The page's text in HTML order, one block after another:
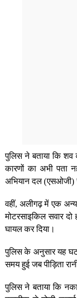
पुलिस ने बताया कि शव
कारणों का अभी पता
अभियान दल (एसओजी)
वहीं, अलीगढ़ में एक
मोटरसाइकिल सवार दो
घायल कर दिया।
पुलिस के अनुसार यह
समय हुई जब पीड़िता
पुलिस ने बताया कि